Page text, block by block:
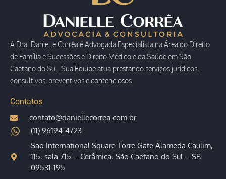
A Dra. Danielle Corrêa é Advogada Especialista na Área do Direito
de Família e Sucessões e Direito Médico e da Saúde em São
Caetano do Sul. Sua Equipe atua prestando serviços jurídicos,
consultivos, preventivos e contenciosos.
Contatos
contato@daniellecorrea.com.br
(11) 96194-4723
Sao International Square Torre Gate Alameda Caulim,
115, sala 715 – Cerâmica, São Caetano do Sul – SP,
09531-195